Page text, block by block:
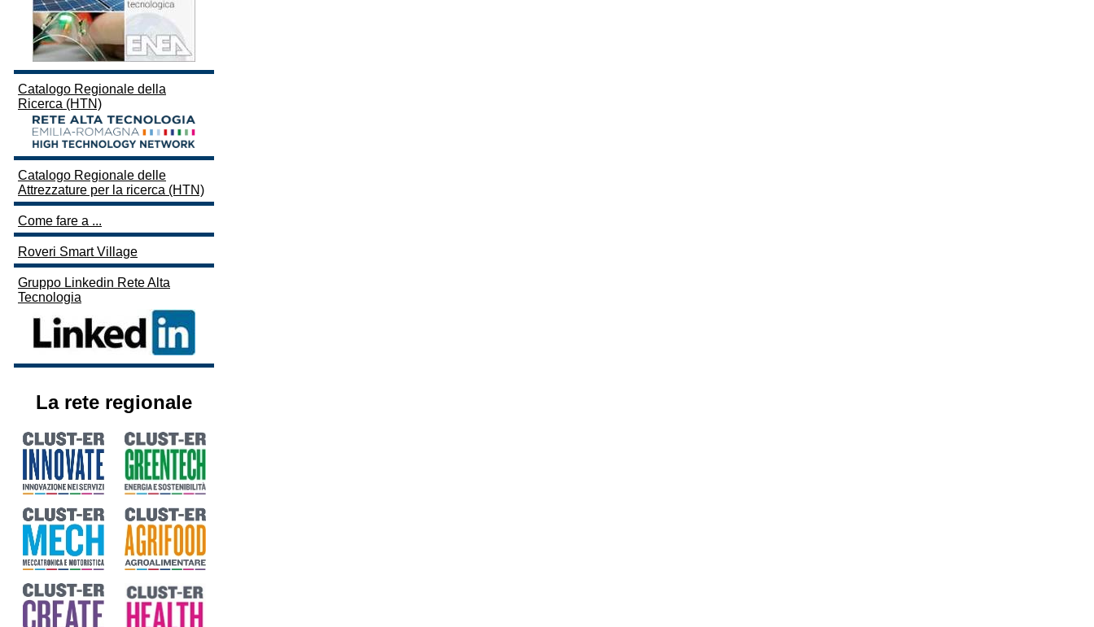
Catalogo Regionale della
Ricerca (HTN)
Catalogo Regionale delle
Attrezzature per la ricerca (HTN)
Come fare a ...
Roveri Smart Village
Gruppo Linkedin Rete Alta
Tecnologia
La rete regionale